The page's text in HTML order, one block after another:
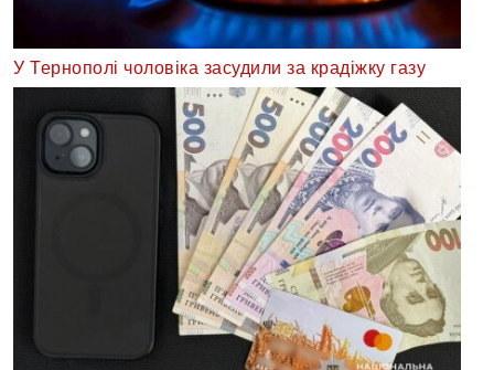
У Тернополі чоловіка засудили за крадіжку газу